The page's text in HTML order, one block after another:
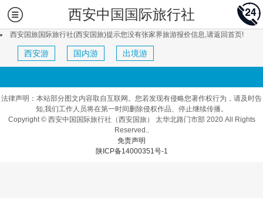
西安中国国际旅行社
西安国旅国际旅行社(西安国旅)提示您没有张家界旅游报价信息,请返回首页!
西安游 国内游 出境游
法律声明：本站部分图文内容取自互联网。您若发现有侵略您著作权行为，请及时告
知,我们工作人员将在第一时间删除侵权作品、停止继续传播。
Copyright © 西安中国国际旅行社（西安国旅） 太华北路门市部 2020 All Rights
Reserved..
免责声明
陕ICP备14000351号-1